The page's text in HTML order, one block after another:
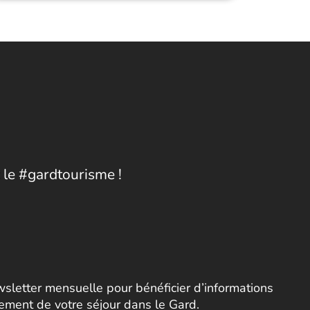
#gardtourisme !
mensuelle pour bénéficier d’informations
de votre séjour dans le Gard.